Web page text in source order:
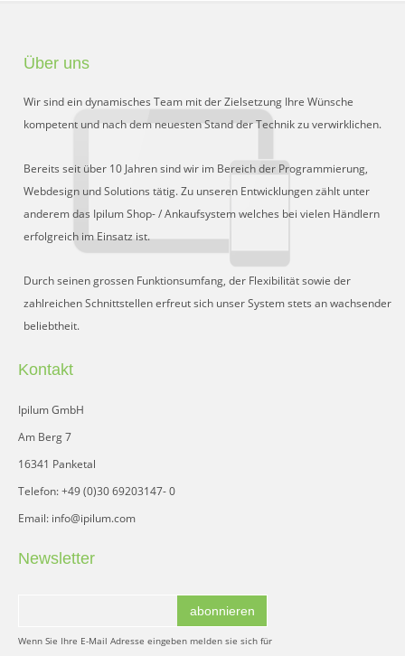
Über uns
Wir sind ein dynamisches Team mit der Zielsetzung Ihre Wünsche
kompetent und nach dem neuesten Stand der Technik zu verwirklichen.
Bereits seit über 10 Jahren sind wir im Bereich der Programmierung,
Webdesign und Solutions tätig. Zu unseren Entwicklungen zählt unter
anderem das Ipilum Shop- / Ankaufsystem welches bei vielen Händlern
erfolgreich im Einsatz ist.
Durch seinen grossen Funktionsumfang, der Flexibilität sowie der
zahlreichen Schnittstellen erfreut sich unser System stets an wachsender
beliebtheit.
Kontakt
Ipilum GmbH
Am Berg 7
16341 Panketal
Telefon: +49 (0)30 69203147- 0
Email: info@ipilum.com
Newsletter
abonnieren
Wenn Sie Ihre E-Mail Adresse eingeben melden sie sich für